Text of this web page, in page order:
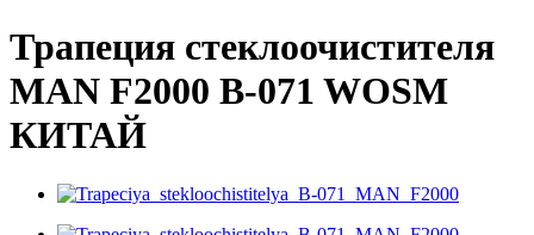
Трапеция стеклоочистителя
MAN F2000 B-071 WOSM
КИТАЙ